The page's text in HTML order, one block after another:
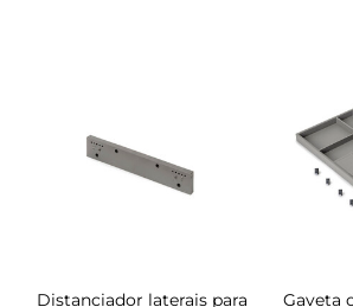
Distanciador laterais para Gaveta